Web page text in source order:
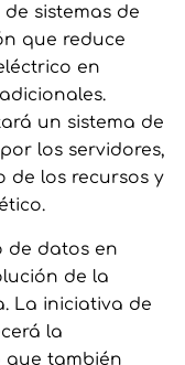
sistemas de
que reduce
en
un sistema de
los servidores,
de los recursos y
de datos en
de la
La iniciativa de
la
que también